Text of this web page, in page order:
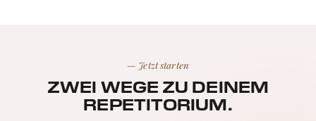
— Jetzt starten
ZWEI WEGE ZU DEINEM
REPETITORIUM.